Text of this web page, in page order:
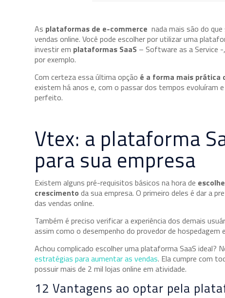
As plataformas de e-commerce nada mais são do
vendas online. Você pode escolher por utilizar uma
investir em plataformas SaaS – Software as a Service
por exemplo.
Com certeza essa última opção é a forma mais prática
existem há anos e, com o passar dos tempos evoluíram
perfeito.
Vtex: a plataforma
para sua empresa
Existem alguns pré-requisitos básicos na hora de
crescimento da sua empresa. O primeiro deles é dar a
das vendas online.
Também é preciso verificar a experiência dos demais
assim como o desempenho do provedor de hospedagem
Achou complicado escolher uma plataforma SaaS ideal?
estratégias para aumentar as vendas. Ela cumpre com
possuir mais de 2 mil lojas online em atividade.
12 Vantagens ao optar pela